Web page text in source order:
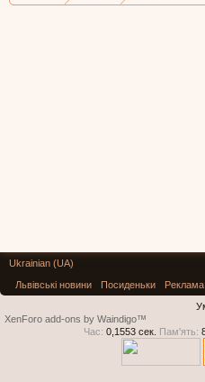
Ukrainian (UA)
Львівські новини
Посиденьки Реклама
XenForo add-ons by Waindigo™
Час: 0,1553 сек. Пам'ять: